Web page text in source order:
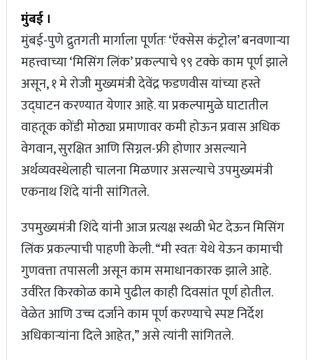
मुंबई ।
मुंबई-पुणे द्रुतगती मार्गाला पूर्णतः ‘ऍक्सेस कंट्रोल’ बनवणाऱ्या
महत्त्वाच्या ‘मिसिंग लिंक’ प्रकल्पाचे ९९ टक्के काम पूर्ण झाले
असून, १ मे रोजी मुख्यमंत्री देवेंद्र फडणवीस यांच्या हस्ते
उद्घाटन करण्यात येणार आहे. या प्रकल्पामुळे घाटातील
वाहतूक कोंडी मोठ्या प्रमाणावर कमी होऊन प्रवास अधिक
वेगवान, सुरक्षित आणि सिग्नल-फ्री होणार असल्याने
अर्थव्यवस्थेलाही चालना मिळणार असल्याचे उपमुख्यमंत्री
एकनाथ शिंदे यांनी सांगितले.
उपमुख्यमंत्री शिंदे यांनी आज प्रत्यक्ष स्थळी भेट देऊन मिसिंग
लिंक प्रकल्पाची पाहणी केली. “मी स्वतः येथे येऊन कामाची
गुणवत्ता तपासली असून काम समाधानकारक झाले आहे.
उर्वरित किरकोळ कामे पुढील काही दिवसांत पूर्ण होतील.
वेळेत आणि उच्च दर्जाने काम पूर्ण करण्याचे स्पष्ट निर्देश
अधिकाऱ्यांना दिले आहेत,” असे त्यांनी सांगितले.